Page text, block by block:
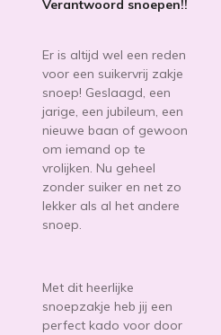
Verantwoord snoepen!!
Er is altijd wel een reden
voor een suikervrij zakje
snoep! Geslaagd, een
jarige, een jubileum, een
nieuwe baan of gewoon
om iemand op te
vrolijken. Nu geheel
zonder suiker en net zo
lekker als al het andere
snoep.
Met dit heerlijke
snoepzakje heb jij een
perfect kado voor door